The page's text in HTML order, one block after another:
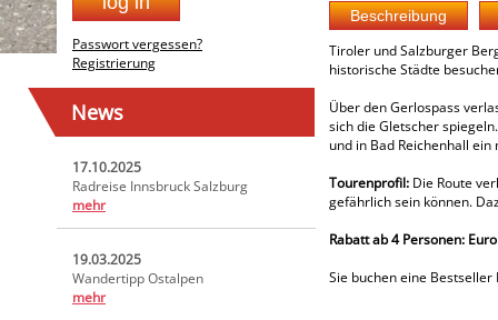
Passwort vergessen?
Registrierung
News
17.10.2025
Radreise Innsbruck Salzburg
mehr
19.03.2025
Wandertipp Ostalpen
mehr
Tiroler und Salzburger
historische Städte
Über den Gerlospass
sich die Gletscher
und in Bad Reichenhall
Tourenprofil: Die Route
gefährlich sein können.
Rabatt ab 4 Personen:
Sie buchen eine Bestseller